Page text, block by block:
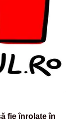
fie înrolate în